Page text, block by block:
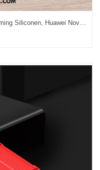
Huawei Nova 3 Hoesje Hoes Bescherming Siliconen, Huawei Nova 3 Hoesje Anti-fall Roze